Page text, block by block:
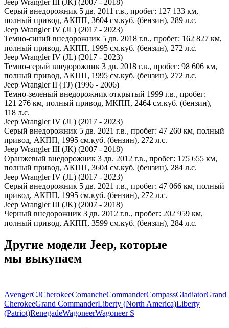
Серый внедорожник 5 дв. 2011 г.в., пробег: 127 133 км,
полный привод, АКПП, 3604 см.куб. (бензин), 289 л.с.
Jeep Wrangler IV (JL) (2017 - 2023)
Темно-синий внедорожник 5 дв. 2018 г.в., пробег: 162 827 км,
полный привод, АКПП, 1995 см.куб. (бензин), 272 л.с.
Jeep Wrangler IV (JL) (2017 - 2023)
Темно-серый внедорожник 3 дв. 2018 г.в., пробег: 98 606 км,
полный привод, АКПП, 1995 см.куб. (бензин), 272 л.с.
Jeep Wrangler II (TJ) (1996 - 2006)
Темно-зеленый внедорожник открытый 1999 г.в., пробег:
121 276 км, полный привод, МКПП, 2464 см.куб. (бензин),
118 л.с.
Jeep Wrangler IV (JL) (2017 - 2023)
Серый внедорожник 5 дв. 2021 г.в., пробег: 47 260 км, полный
привод, АКПП, 1995 см.куб. (бензин), 272 л.с.
Jeep Wrangler III (JK) (2007 - 2018)
Оранжевый внедорожник 3 дв. 2012 г.в., пробег: 175 655 км,
полный привод, АКПП, 3604 см.куб. (бензин), 284 л.с.
Jeep Wrangler IV (JL) (2017 - 2023)
Серый внедорожник 5 дв. 2021 г.в., пробег: 47 066 км, полный
привод, АКПП, 1995 см.куб. (бензин), 272 л.с.
Jeep Wrangler III (JK) (2007 - 2018)
Черный внедорожник 3 дв. 2012 г.в., пробег: 202 959 км,
полный привод, АКПП, 3599 см.куб. (бензин), 284 л.с.
Другие модели Jeep, которые
мы выкупаем
AvengerCJCherokeeComancheCommanderCompassGladiatorGrand
CherokeeGrand CommanderLiberty (North America)Liberty
(Patriot)RenegadeWagoneerWagoneer S